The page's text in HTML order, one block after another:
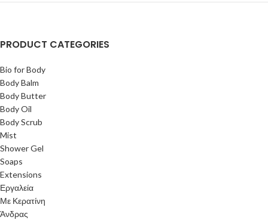
PRODUCT CATEGORIES
Bio for Body
Body Balm
Body Butter
Body Oil
Body Scrub
Mist
Shower Gel
Soaps
Extensions
Εργαλεία
Με Κερατίνη
Άνδρας